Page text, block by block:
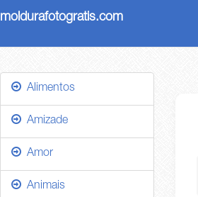
moldurafotogratis.com
Alimentos
Amizade
Amor
Animais